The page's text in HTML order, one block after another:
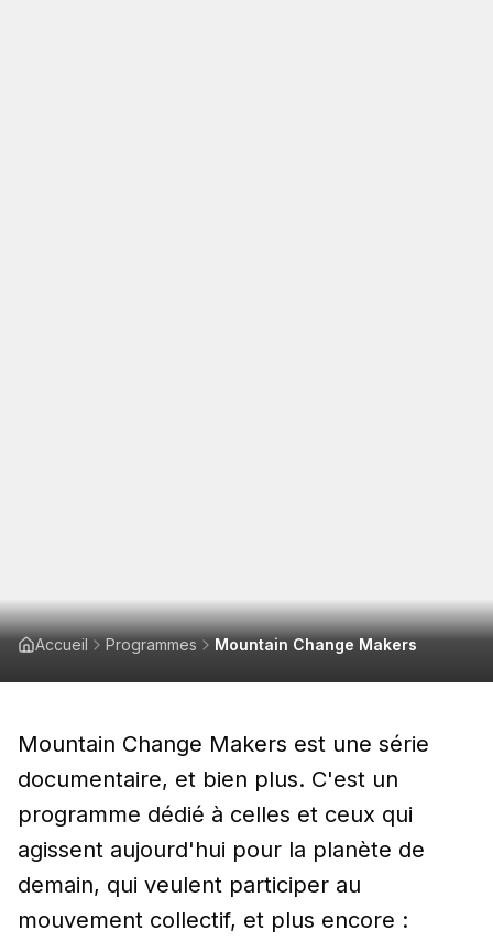
Accueil Programmes Mountain Change Makers
Mountain Change Makers est une série
documentaire, et bien plus. C'est un
programme dédié à celles et ceux qui
agissent aujourd'hui pour la planète de
demain, qui veulent participer au
mouvement collectif, et plus encore :